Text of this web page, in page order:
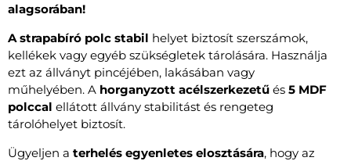
alagsorában!
A strapabíró polc stabil helyet biztosít szerszámok,
kellékek vagy egyéb szükségletek tárolására. Használja
ezt az állványt pincéjében, lakásában vagy
műhelyében. A horganyzott acélszerkezetű és 5 MDF
polccal ellátott állvány stabilitást és rengeteg
tárolóhelyet biztosít.
Ügyeljen a terhelés egyenletes elosztására, hogy az